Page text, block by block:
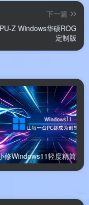
两个
整/自定
等核心功能
主动保
下一篇
Z Windows华硕ROG
定制版
修Windows11轻度精简版